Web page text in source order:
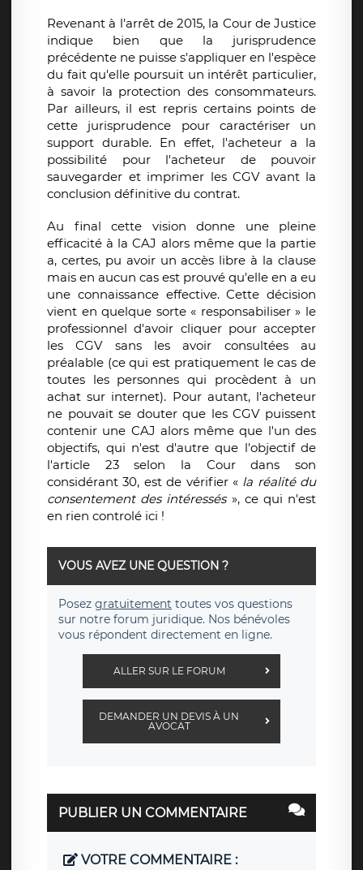
Revenant à l'arrêt de 2015, la Cour de Justice
indique bien que la jurisprudence
précédente ne puisse s'appliquer en l'espèce
du fait qu'elle poursuit un intérêt particulier,
à savoir la protection des consommateurs.
Par ailleurs, il est repris certains points de
cette jurisprudence pour caractériser un
support durable. En effet, l'acheteur a la
possibilité pour l'acheteur de pouvoir
sauvegarder et imprimer les CGV avant la
conclusion définitive du contrat.
Au final cette vision donne une pleine
efficacité à la CAJ alors même que la partie
a, certes, pu avoir un accès libre à la clause
mais en aucun cas est prouvé qu'elle en a eu
une connaissance effective. Cette décision
vient en quelque sorte « responsabiliser » le
professionnel d'avoir cliquer pour accepter
les CGV sans les avoir consultées au
préalable (ce qui est pratiquement le cas de
toutes les personnes qui procèdent à un
achat sur internet). Pour autant, l'acheteur
ne pouvait se douter que les CGV puissent
contenir une CAJ alors même que l'un des
objectifs, qui n'est d'autre que l'objectif de
l'article 23 selon la Cour dans son
considérant 30, est de vérifier «la réalité du
consentement des intéressés », ce qui n'est
en rien controlé ici !
VOUS AVEZ UNE QUESTION ?
Posez gratuitement toutes vos questions
sur notre forum juridique. Nos bénévoles
vous répondent directement en ligne.
ALLER SUR LE FORUM
DEMANDER UN DEVIS À UN
AVOCAT
PUBLIER UN COMMENTAIRE
VOTRE COMMENTAIRE :